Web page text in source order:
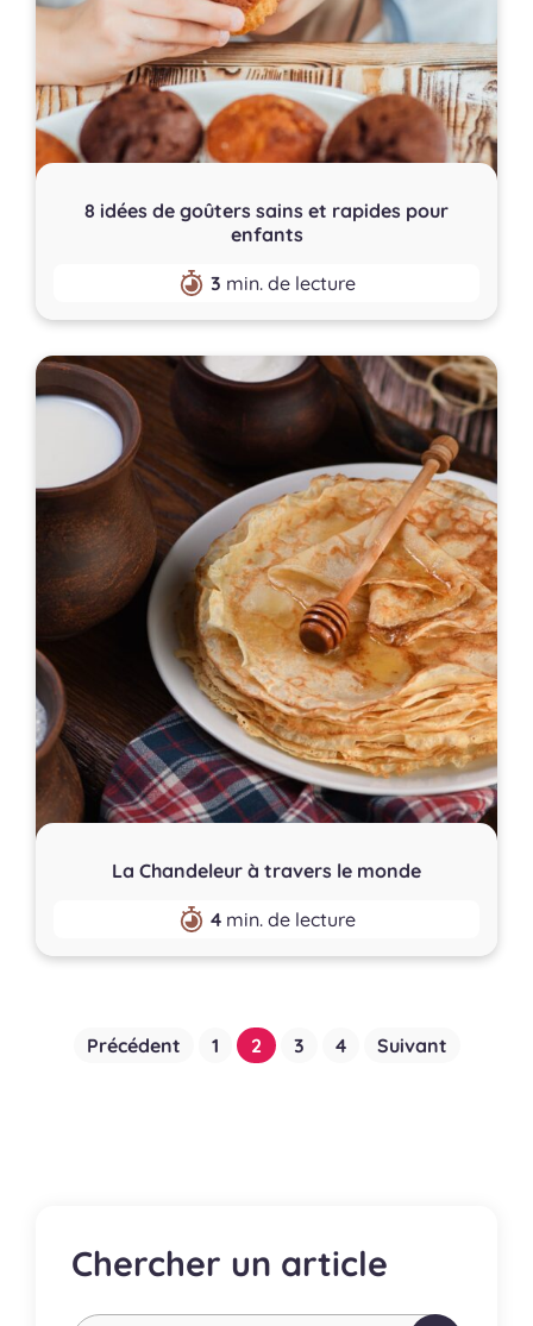
8 idées de goûters sains et rapides pour
enfants
3 min. de lecture
La Chandeleur à travers le monde
4min. de lecture
Pagination
Précédent 1 2 3 4 Suivant
Chercher un article